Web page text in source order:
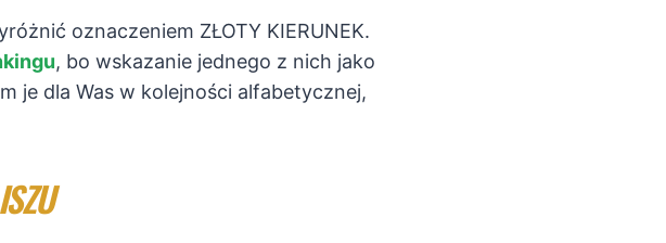
oznaczeniem ZŁOTY KIERUNEK.
, bo wskazanie jednego z nich jako
je dla Was w kolejności alfabetycznej,